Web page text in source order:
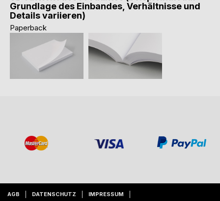
Grundlage des Einbandes, Verhältnisse und
Details variieren)
Paperback
AGB DATENSCHUTZ IMPRESSUM